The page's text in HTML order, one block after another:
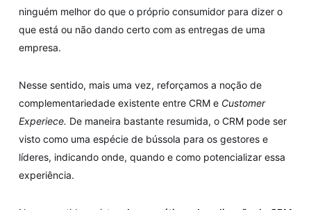
ninguém melhor do que o próprio consumidor para dizer o
que está ou não dando certo com as entregas de uma
empresa.
Nesse sentido, mais uma vez, reforçamos a noção de
complementariedade existente entre CRM e Customer
Experiece. De maneira bastante resumida, o CRM pode ser
visto como uma espécie de bússola para os gestores e
líderes, indicando onde, quando e como potencializar essa
experiência.